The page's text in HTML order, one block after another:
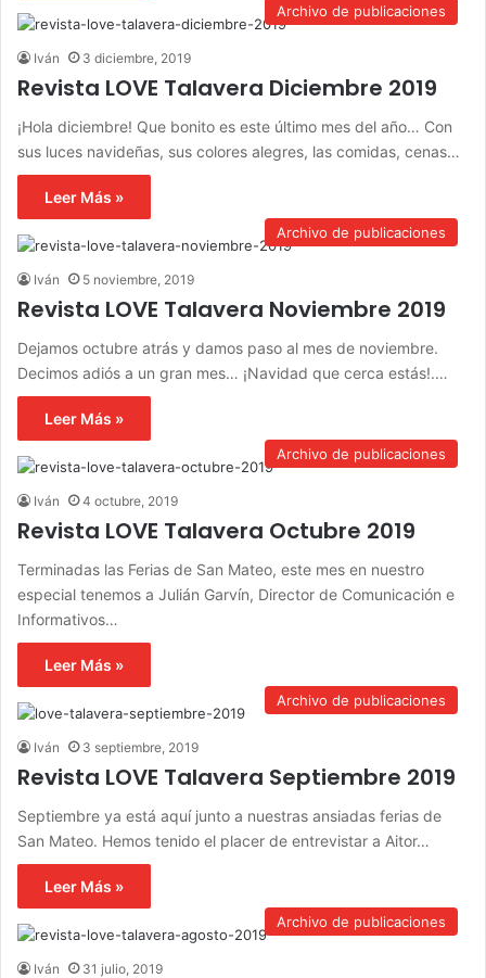
Archivo de publicaciones
Iván 3 diciembre, 2019
Revista LOVE Talavera Diciembre 2019
¡Hola diciembre! Que bonito es este último mes del año… Con
sus luces navideñas, sus colores alegres, las comidas, cenas…
Leer Más »
Archivo de publicaciones
Iván 5 noviembre, 2019
Revista LOVE Talavera Noviembre 2019
Dejamos octubre atrás y damos paso al mes de noviembre.
Decimos adiós a un gran mes… ¡Navidad que cerca estás!.…
Leer Más »
Archivo de publicaciones
Iván 4 octubre, 2019
Revista LOVE Talavera Octubre 2019
Terminadas las Ferias de San Mateo, este mes en nuestro
especial tenemos a Julián Garvín, Director de Comunicación e
Informativos…
Leer Más »
Archivo de publicaciones
Iván 3 septiembre, 2019
Revista LOVE Talavera Septiembre 2019
Septiembre ya está aquí junto a nuestras ansiadas ferias de
San Mateo. Hemos tenido el placer de entrevistar a Aitor…
Leer Más »
Archivo de publicaciones
Iván 31 julio, 2019